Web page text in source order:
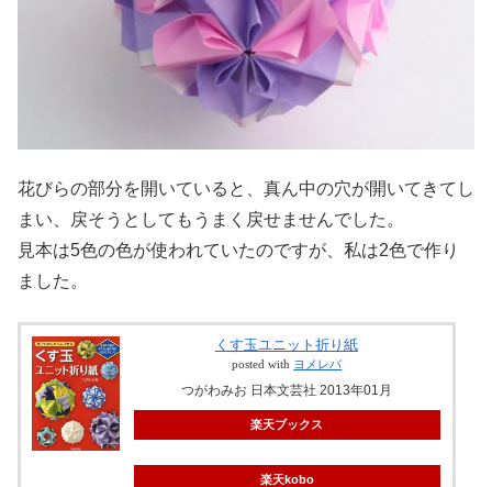
花びらの部分を開いていると、真ん中の穴が開いてきてし
まい、戻そうとしてもうまく戻せませんでした。
見本は5色の色が使われていたのですが、私は2色で作り
ました。
くす玉ユニット折り紙
posted with ヨメレバ
つがわみお 日本文芸社 2013年01月
楽天ブックス
楽天kobo